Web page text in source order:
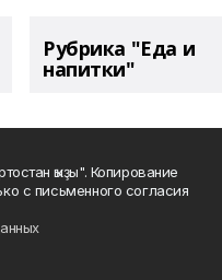
Рубрика "Еда и
напитки"
ҡыҙы". Копирование
с письменного согласия